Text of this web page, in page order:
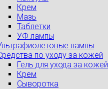
Крем
Мазь
Таблетки
УФ лампы
лампы
по уходу за кожей
Гель для ухода за кожей
Крем
Сыворотка